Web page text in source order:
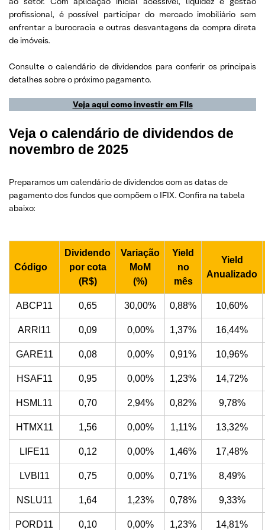
profissional, é possível participar do mercado imobiliário sem
enfrentar a burocracia e outras desvantagens da compra direta
de imóveis.
Consulte o calendário de dividendos para conferir os principais
detalhes sobre o próximo pagamento.
Veja aqui como investir em FIIs
Veja o calendário de dividendos de
novembro de 2025
Preparamos um calendário de dividendos com as datas de
pagamento dos fundos que compõem o IFIX. Confira na tabela
abaixo:
Código
Dividendo
por cota
(R$)
Variação
MoM
(%)
Yield
no
mês
Yield
Anualizado
ABCP11 0,65 30,00% 0,88% 10,60%
ARRI11 0,09 0,00% 1,37% 16,44%
GARE11 0,08 0,00% 0,91% 10,96%
HSAF11 0,95 0,00% 1,23% 14,72%
HSML11 0,70 2,94% 0,82% 9,78%
HTMX11 1,56 0,00% 1,11% 13,32%
LIFE11 0,12 0,00% 1,46% 17,48%
LVBI11 0,75 0,00% 0,71% 8,49%
NSLU11 1,64 1,23% 0,78% 9,33%
PORD11 0,10 0,00% 1,23% 14,81%